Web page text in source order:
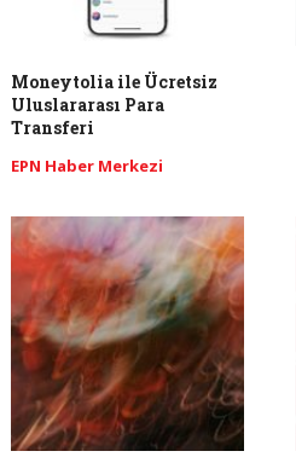
Moneytolia ile Ücretsiz
Uluslararası Para
Transferi
EPN Haber Merkezi